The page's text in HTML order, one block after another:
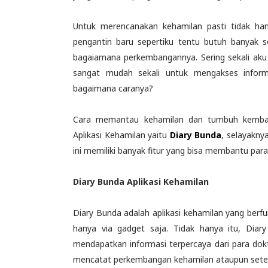
Untuk merencanakan kehamilan pasti tidak
pengantin baru sepertiku tentu butuh banyak
bagaiamana perkembangannya. Sering sekali
sangat mudah sekali untuk mengakses
bagaimana caranya?
Cara memantau kehamilan dan tumbuh
Aplikasi Kehamilan yaitu Diary Bunda,
ini memiliki banyak fitur yang bisa membantu
Diary Bunda Aplikasi Kehamilan
Diary Bunda adalah aplikasi kehamilan yang
hanya via gadget saja. Tidak hanya itu,
mendapatkan informasi terpercaya dari para
mencatat perkembangan kehamilan ataupun